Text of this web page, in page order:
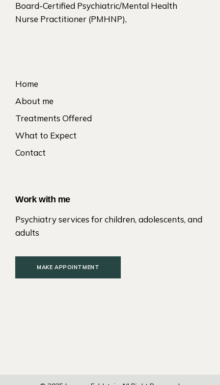
Board-Certified Psychiatric/Mental Health
Nurse Practitioner (PMHNP),
Home
About me
Treatments Offered
What to Expect
Contact
Work with me
Psychiatry services for children, adolescents, and
adults
MAKE APPOINTMENT